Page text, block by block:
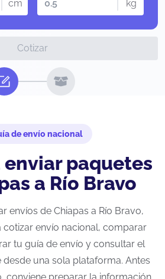
cm kg
Cotizar
de envío nacional
enviar paquetes
a Río Bravo
envíos de Chiapas a Río Bravo,
cotizar envío nacional, comparar
tu guía de envío y consultar el
una sola plataforma. Antes